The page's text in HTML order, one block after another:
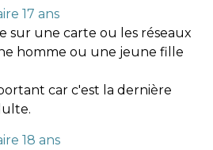
17 ans
sur une carte ou les réseaux
homme ou une jeune fille
car c'est la dernière
18 ans